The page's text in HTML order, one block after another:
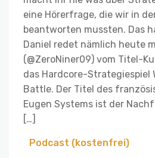
eine Hörerfrage, die wir in
beantworten mussten. Das
Daniel redet nämlich heute
(@ZeroNiner09) vom Titel-
das Hardcore-Strategiespiel
Battle. Der Titel des
Eugen Systems ist der
[…]
Podcast (kostenfrei)